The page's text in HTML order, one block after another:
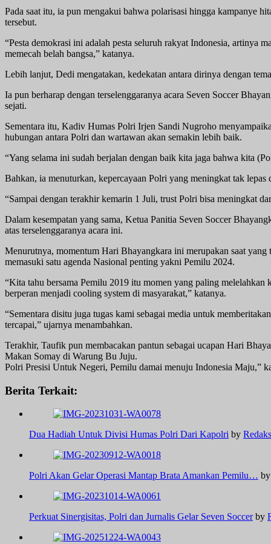
Pada saat itu, ia pun mengakui bahwa polarisasi hingga kampanye
tersebut.
“Pesta demokrasi ini adalah pesta seluruh rakyat Indonesia, artinya
memecah belah bangsa,” katanya.
Lebih lanjut, Dedi mengatakan, kedekatan antara dirinya dengan
Ia pun berharap dengan terselenggaranya acara Seven Soccer
sejati.
Sementara itu, Kadiv Humas Polri Irjen Sandi Nugroho
hubungan antara Polri dan wartawan akan semakin lebih baik.
“Yang selama ini sudah berjalan dengan baik kita jaga bahwa kita
Bahkan, ia menuturkan, kepercayaan Polri yang meningkat tak
“Sampai dengan terakhir kemarin 1 Juli, trust Polri bisa meningkat
Dalam kesempatan yang sama, Ketua Panitia Seven Soccer
atas terselenggaranya acara ini.
Menurutnya, momentum Hari Bhayangkara ini merupakan saat
memasuki satu agenda Nasional penting yakni Pemilu 2024.
“Kita tahu bersama Pemilu 2019 itu momen yang paling
berperan menjadi cooling system di masyarakat,” katanya.
“Sementara disitu juga tugas kami sebagai media untuk
tercapai,” ujarnya menambahkan.
Terakhir, Taufik pun membacakan pantun sebagai ucapan Hari
Makan Somay di Warung Bu Juju.
Polri Presisi Untuk Negeri, Pemilu damai menuju Indonesia Maju,”
Berita Terkait:
Dua Hadiah Untuk Divisi Humas Polri Dari Kapolri by
Polri Akan Gelar Operasi Mantap Brata Amankan Pemilu…
Perkuat Sinergisitas, Polri dan Jurnalis Gelar Seven Soccerby